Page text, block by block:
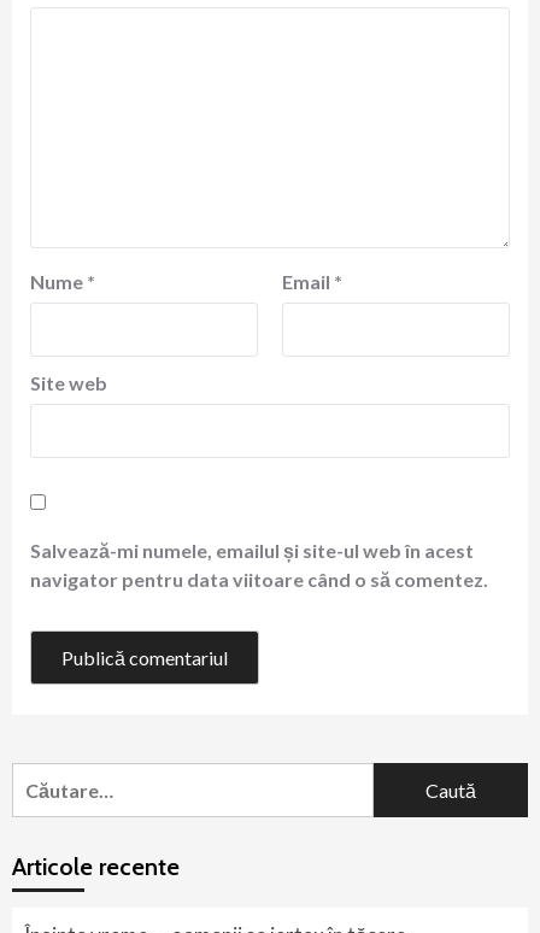
Nume * Email *
Site web
Salvează-mi numele, emailul și site-ul web în acest
navigator pentru data viitoare când o să comentez.
după:
Articole recente